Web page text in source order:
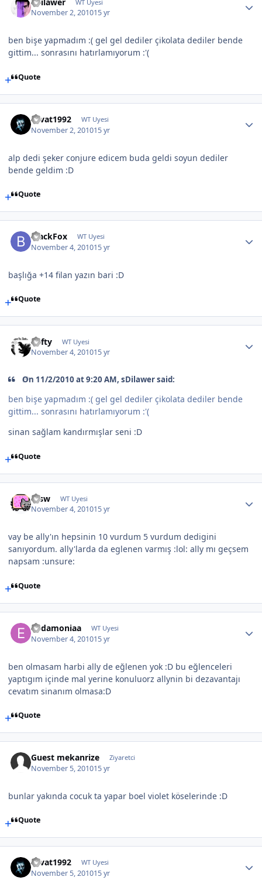
WT Uyesi
November 2, 201015 yr
ben bişe yapmadım :( gel gel dediler çikolata dediler bende
gittim... sonrasını hatırlamıyorum :'(
Quote
cevat1992 WT Uyesi
November 2, 201015 yr
alp dedi şeker conjure edicem buda geldi soyun dediler
bende geldim :D
Quote
BlackFox WT Uyesi
November 4, 201015 yr
başlığa +14 filan yazın bari :D
Quote
Lofty WT Uyesi
November 4, 201015 yr
On 11/2/2010 at 9:20 AM, sDilawer said:
ben bişe yapmadım :( gel gel dediler çikolata dediler bende
gittim... sonrasını hatırlamıyorum :'(
sinan sağlam kandırmışlar seni :D
Quote
etsw WT Uyesi
November 4, 201015 yr
vay be ally'ın hepsinin 10 vurdum 5 vurdum dedigini
sanıyordum. ally'larda da eglenen varmış :lol: ally mı geçsem
napsam :unsure:
Quote
Eudamoniaa WT Uyesi
November 4, 201015 yr
ben olmasam harbi ally de eğlenen yok :D bu eğlenceleri
yaptıgım içinde mal yerine konuluorz allynin bi dezavantajı
cevatım sinanım olmasa:D
Quote
Guest mekanrize Ziyaretci
November 5, 201015 yr
bunlar yakında cocuk ta yapar boel violet köselerinde :D
Quote
cevat1992 WT Uyesi
November 5, 201015 yr